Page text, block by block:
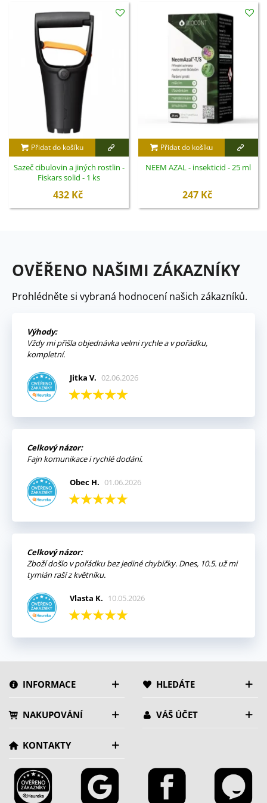
Přidat do košíku
Sazeč cibulovin a jiných rostlin -
Fiskars solid - 1 ks
432 Kč
Přidat do košíku
NEEM AZAL - insekticid - 25 ml
247 Kč
OVĚŘENO NAŠIMI ZÁKAZNÍKY
Prohlédněte si vybraná hodnocení našich zákazníků.
Výhody:
Vždy mi přišla objednávka velmi rychle a v pořádku,
kompletní.
Jitka V. 02.06.2026
Celkový názor:
Fajn komunikace i rychlé dodání.
Obec H. 01.06.2026
Celkový názor:
Zboží došlo v pořádku bez jediné chybičky. Dnes, 10.5. už mi
tymián raší z květníku.
Vlasta K. 10.05.2026
INFORMACE HLEDÁTE
NAKUPOVÁNÍ VÁŠ ÚČET
KONTAKTY